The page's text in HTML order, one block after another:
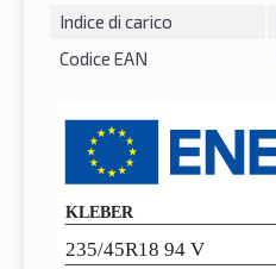
Indice di carico
Codice EAN